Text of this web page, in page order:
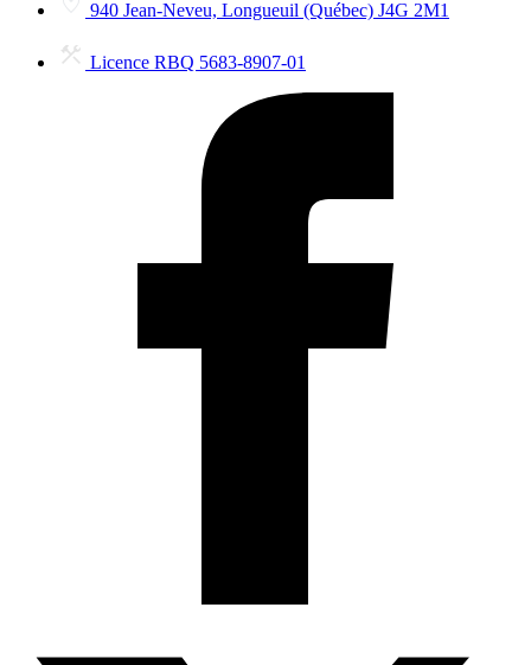
940 Jean-Neveu, Longueuil (Québec) J4G 2M1
Licence RBQ 5683-8907-01